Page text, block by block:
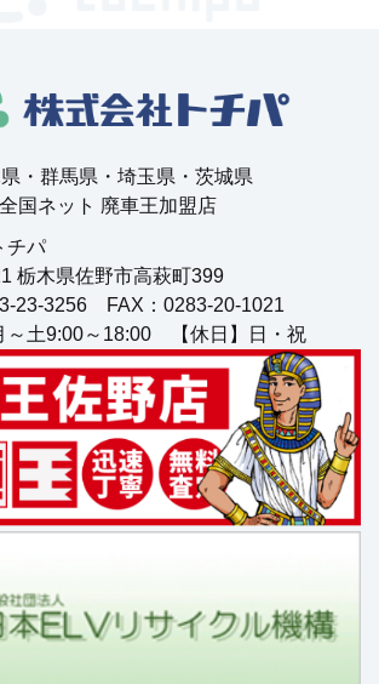
・群⾺県・埼⽟県・茨城県
全国ネット 廃⾞王加盟店
チパ
栃⽊県佐野市⾼萩町399
23-3256 FAX：0283-20-1021
～土9:00～18:00 【休日】日・祝